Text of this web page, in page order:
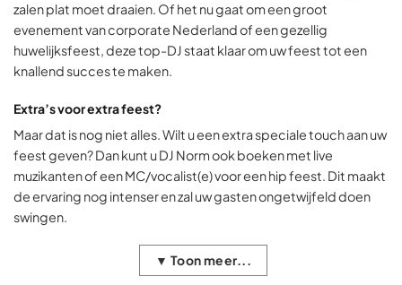
zalen plat moet draaien. Of het nu gaat om een groot
evenement van corporate Nederland of een gezellig
huwelijksfeest, deze top-DJ staat klaar om uw feest tot een
knallend succes te maken.
Extra’s voor extra feest?
Maar dat is nog niet alles. Wilt u een extra speciale touch aan uw
feest geven? Dan kunt u DJ Norm ook boeken met live
muzikanten of een MC/vocalist(e) voor een hip feest. Dit maakt
de ervaring nog intenser en zal uw gasten ongetwijfeld doen
swingen.
▼ Toon meer...